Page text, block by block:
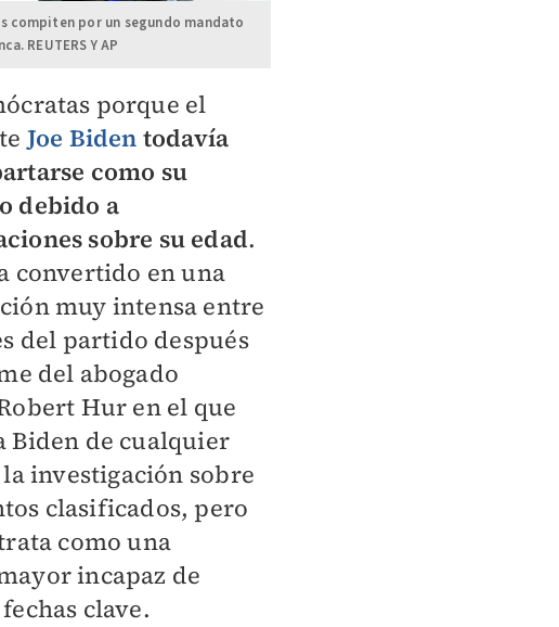
compiten por un segundo mandato
REUTERS Y AP
porque el
Joe Biden todavía
como su
debido a
sobre su edad.
convertido en una
muy intensa entre
del partido después
del abogado
Hur en el que
Biden de cualquier
investigación sobre
clasificados, pero
como una
incapaz de
clave.